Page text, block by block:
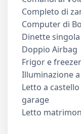
Completo di
Computer di
Dinette
Doppio Airbag
Frigor e
Illuminazione
Letto a
garage
Letto